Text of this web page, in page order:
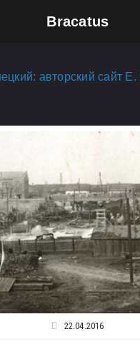
Bracatus
22.04.2016